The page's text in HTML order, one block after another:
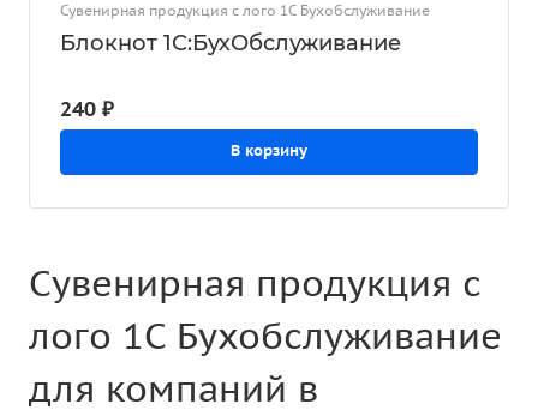
Сувенирная продукция с лого 1С Бухобслуживание
Блокнот 1С:БухОбслуживание
240 ₽
В корзину
Сувенирная продукция с
лого 1С Бухобслуживание
для компаний в